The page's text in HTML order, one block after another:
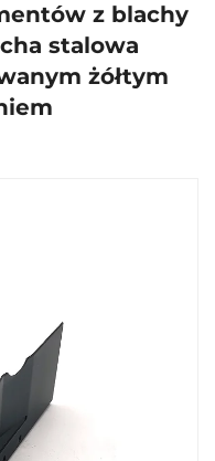
z blachy
stalowa
żółtym